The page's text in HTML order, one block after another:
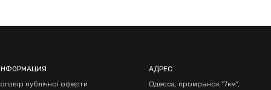
публічної оферти
АДРЕС
Одесса, промрынок "7км",